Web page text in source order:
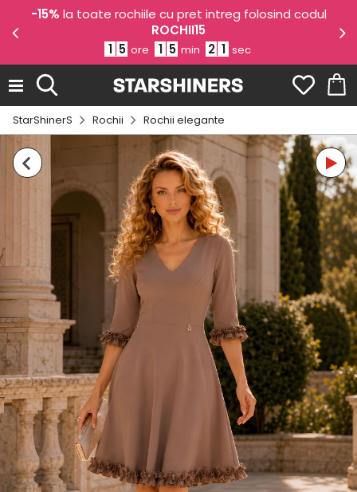
toate rochiile cu pret intreg folosind codul
5 min 2 0 sec
-10%
StarShinerS Rochii Rochii elegante